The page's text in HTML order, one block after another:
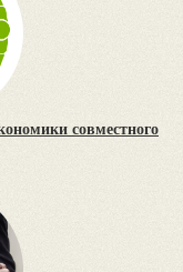
совместного